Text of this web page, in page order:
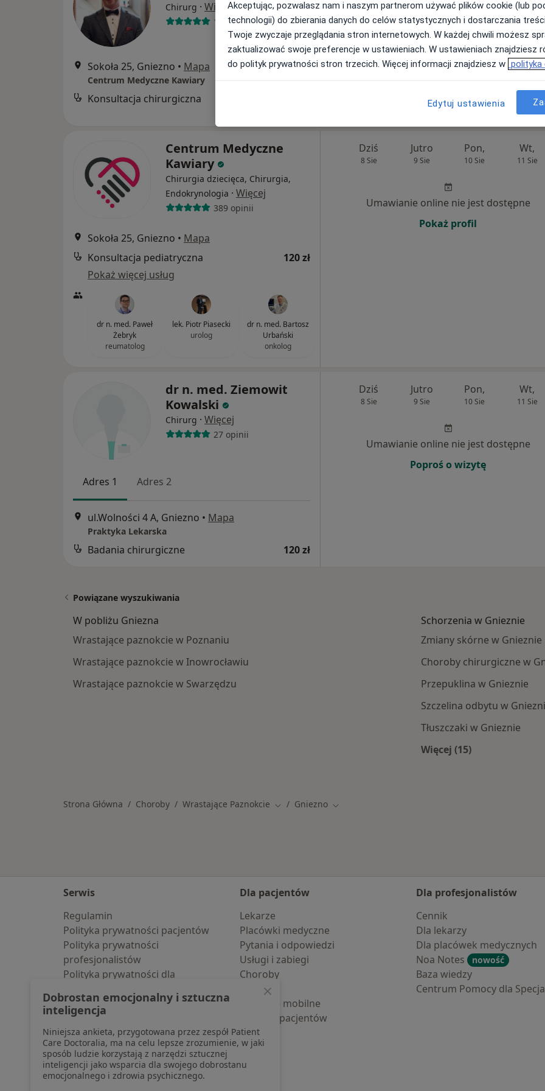
Chirurg · Więcej
138 opinii
Sokoła 25, Gniezno • Mapa
Centrum Medyczne Kawiary
Konsultacja chirurgiczna
Umawianie online nie jest dostępne
Poproś o wizytę
Centrum Medyczne
Kawiary
Chirurgia dziecięca, Chirurgia,
Endokrynologia · Więcej
389 opinii
Sokoła 25, Gniezno • Mapa
Konsultacja pediatryczna
120 zł
Pokaż więcej usług
dr n. med. Paweł
Żebryk
reumatolog
lek. Piotr Piasecki
urolog
dr n. med. Bartosz
Urbański
onkolog
Dziś
8 Sie
Jutro
9 Sie
Pon,
10 Sie
Wt,
11 Sie
Umawianie online nie jest dostępne
Pokaż profil
dr n. med. Ziemowit
Kowalski
Chirurg · Więcej
27 opinii
Adres 1 Adres 2
ul.Wolności 4 A, Gniezno • Mapa
Praktyka Lekarska
Badania chirurgiczne 120 zł
Dziś
8 Sie
Jutro
9 Sie
Pon,
10 Sie
Wt,
11 Sie
Umawianie online nie jest dostępne
Poproś o wizytę
Powiązane wyszukiwania
W pobliżu Gniezna
Wrastające paznokcie w Poznaniu
Wrastające paznokcie w Inowrocławiu
Wrastające paznokcie w Swarzędzu
Schorzenia w Gnieznie
Zmiany skórne w Gnieznie
Choroby chirurgiczne w
Przepuklina w Gnieznie
Szczelina odbytu w
Tłuszczaki w Gnieznie
Więcej (15)
Strona Główna Choroby Wrastające Paznokcie Zmień miasto
Gniezno Zmień miasto
Serwis
Regulamin
Polityka prywatności pacjentów
Polityka prywatności
profesjonalistów
Polityka prywatności dla
pozyskaliśmy samodzielnie
Polityka cookies
Jak działają wyniki wyszukiwania
Dostępność
O nas
Praca Rekrutujemy!
Dla pacjentów
Lekarze
Placówki medyczne
Pytania i odpowiedzi
Usługi i zabiegi
Choroby
Pomoc
Aplikacje mobilne
Blog dla pacjentów
Dla profesjonalistów
Cennik
Dla lekarzy
Dla placówek medycznych
Noa Notes
nowość
Baza wiedzy
Centrum Pomocy dla
Akceptując, pozwalasz nam i naszym partnerom używać plików cookie (lub
technologii) do zbierania danych do celów statystycznych i dostarczania
Twoje zwyczaje przeglądania stron internetowych. W każdej chwili możesz
zaktualizować swoje preferencje w ustawieniach. W ustawieniach znajdziesz
do polityk prywatności stron trzecich. Więcej informacji znajdziesz w polityka
Edytuj ustawienia
Dobrostan emocjonalny i sztuczna
inteligencja
Niniejsza ankieta, przygotowana przez zespół Patient
Care Doctoralia, ma na celu lepsze zrozumienie, w jaki
sposób ludzie korzystają z narzędzi sztucznej
inteligencji jako wsparcia dla swojego dobrostanu
emocjonalnego i zdrowia psychicznego.